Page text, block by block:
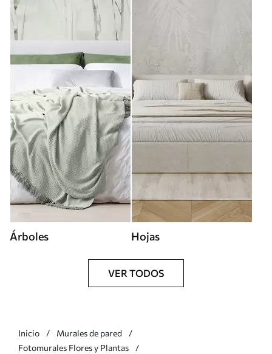
Árboles Hojas
VER TODOS
Inicio
Murales de pared
Fotomurales Flores y Plantas